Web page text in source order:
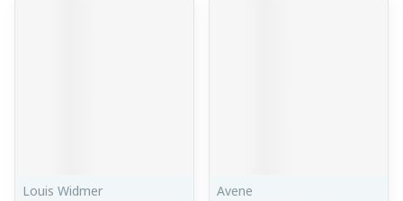
Louis Widmer
Avene